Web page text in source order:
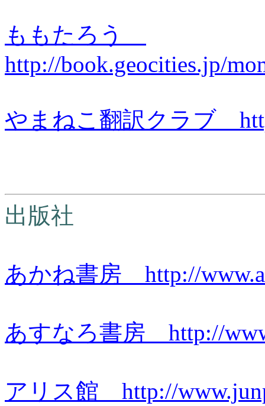
ももたろう
http://book.geocities.jp/
やまねこ翻訳クラブ
出版社
あかね書房 http://
あすなろ書房 http://
アリス館 http://